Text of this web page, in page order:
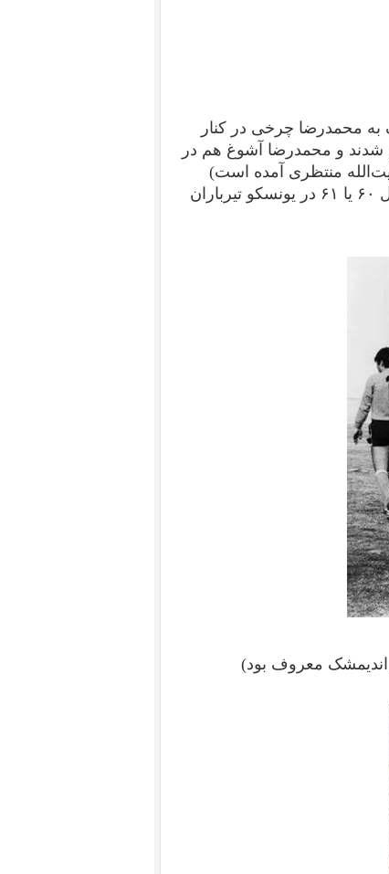
محمدرضا چرخی در کنار
هوشنگ و محمدرضا در مرداد ۱۳۵۹ اعدام شدند و محمدرضا آشوغ هم در
آیت‌الله منتظری آمده است)
برادر هوشنگ رستمی یعنی شمس الدین رستمی هم در سال ۶۰ یا ۶۱ در یونسکو تیرباران
معروف بود)